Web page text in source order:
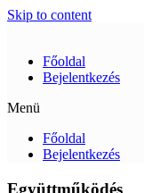
Skip to content
Főoldal
Bejelentkezés
Menü
Főoldal
Bejelentkezés
Együttműködés